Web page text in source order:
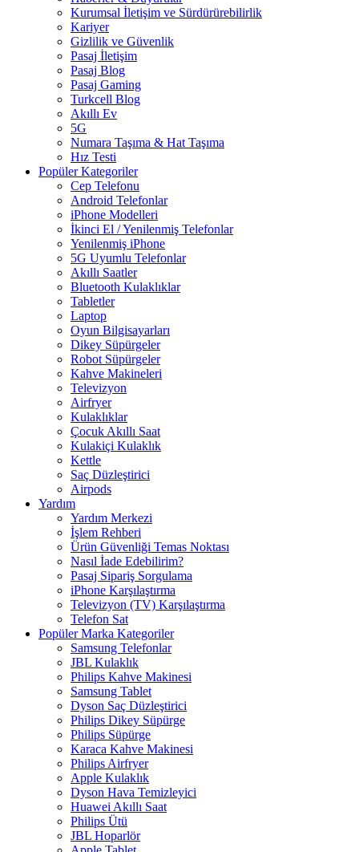
Kurumsal İletişim ve Sürdürürebilirlik
Kariyer
Gizlilik ve Güvenlik
Pasaj İletişim
Pasaj Blog
Pasaj Gaming
Turkcell Blog
Akıllı Ev
5G
Numara Taşıma & Hat Taşıma
Hız Testi
Popüler Kategoriler
Cep Telefonu
Android Telefonlar
iPhone Modelleri
İkinci El / Yenilenmiş Telefonlar
Yenilenmiş iPhone
5G Uyumlu Telefonlar
Akıllı Saatler
Bluetooth Kulaklıklar
Tabletler
Laptop
Oyun Bilgisayarları
Dikey Süpürgeler
Robot Süpürgeler
Kahve Makineleri
Televizyon
Airfryer
Kulaklıklar
Çocuk Akıllı Saat
Kulakiçi Kulaklık
Kettle
Saç Düzleştirici
Airpods
Yardım
Yardım Merkezi
İşlem Rehberi
Ürün Güvenliği Temas Noktası
Nasıl İade Edebilirim?
Pasaj Sipariş Sorgulama
iPhone Karşılaştırma
Televizyon (TV) Karşılaştırma
Telefon Sat
Popüler Marka Kategoriler
Samsung Telefonlar
JBL Kulaklık
Philips Kahve Makinesi
Samsung Tablet
Dyson Saç Düzleştirici
Philips Dikey Süpürge
Philips Süpürge
Karaca Kahve Makinesi
Philips Airfryer
Apple Kulaklık
Dyson Hava Temizleyici
Huawei Akıllı Saat
Philips Ütü
JBL Hoparlör